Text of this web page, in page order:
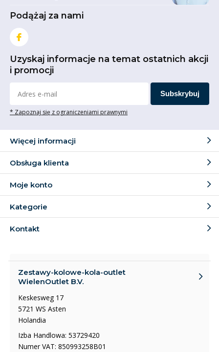
Podążaj za nami
Uzyskaj informacje na temat ostatnich akcji
i promocji
Subskrybuj
* Zapoznaj się z ograniczeniami prawnymi
Więcej informacji
Obsługa klienta
Moje konto
Kategorie
Kontakt
Zestawy-kolowe-kola-outlet
WielenOutlet B.V.
Keskesweg 17
5721 WS Asten
Holandia
Izba Handlowa: 53729420
Numer VAT: 850993258B01